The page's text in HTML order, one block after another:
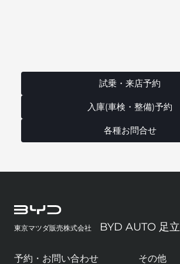
試乗・来店予約
入庫(車検・整備)予約
各種お問合せ
東京マツダ販売株式会社 BYD AUTO 足立
予約・お問い合わせ その他